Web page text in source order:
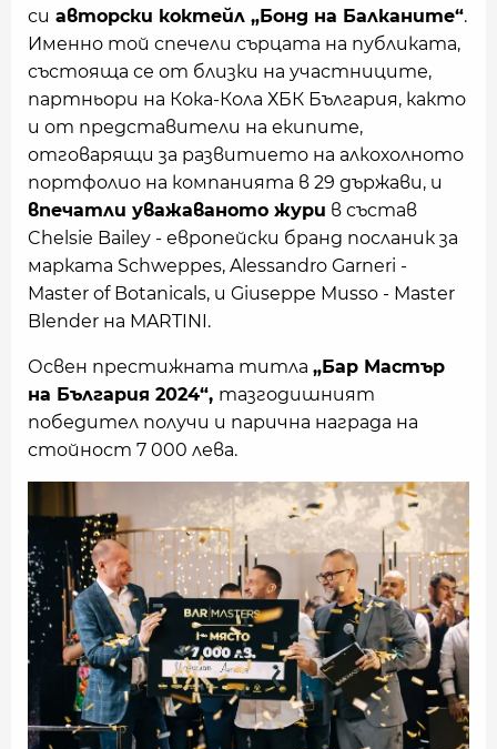
си авторски коктейл „Бонд на Балканите“.
Именно той спечели сърцата на публиката,
състояща се от близки на участниците,
партньори на Кока-Кола ХБК България, както
и от представители на екипите,
отговарящи за развитието на алкохолното
портфолио на компанията в 29 държави, и
впечатли уважаваното жури в състав
Chelsie Bailey - европейски бранд посланик за
марката Schweppes, Alessandro Garneri -
Master of Botanicals, и Giuseppe Musso - Master
Blender на MARTINI.
Освен престижната титла „Бар Мастър
на България 2024“, тазгодишният
победител получи и парична награда на
стойност 7 000 лева.